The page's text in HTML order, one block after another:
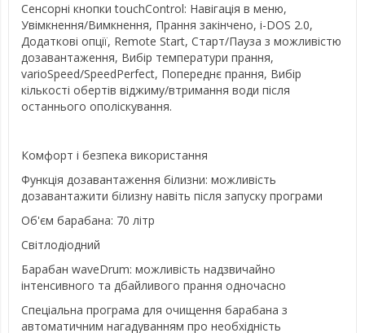
Сенсорні кнопки touchControl: Навігація в меню,
Увімкнення/Вимкнення, Прання закінчено, i-DOS 2.0,
Додаткові опції, Remote Start, Старт/Пауза з можливістю
дозавантаження, Вибір температури прання,
varioSpeed/SpeedPerfect, Попереднє прання, Вибір
кількості обертів віджиму/втримання води після
останнього ополіскування.
Комфорт і безпека використання
Функція дозавантаження білизни: можливість
дозавантажити білизну навіть після запуску програми
Об'єм барабана: 70 літр
Світлодіодний
Барабан waveDrum: можливість надзвичайно
інтенсивного та дбайливого прання одночасно
Спеціальна програма для очищення барабана з
автоматичним нагадуванням про необхідність